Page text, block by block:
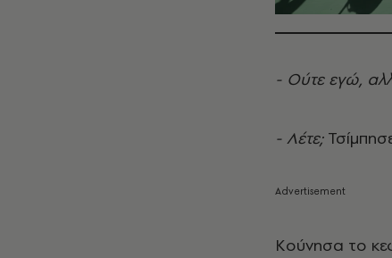
- Ούτε εγώ,
- Λέτε;
Κούνησα το